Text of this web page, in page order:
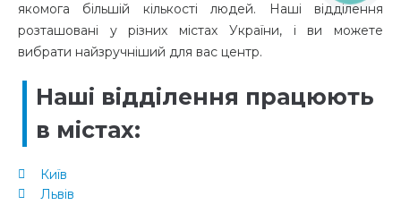
якомога більшій кількості людей. Наші відділення
розташовані у різних містах України, і ви можете
вибрати найзручніший для вас центр.
Наші відділення працюють
в містах:
Київ
Львів